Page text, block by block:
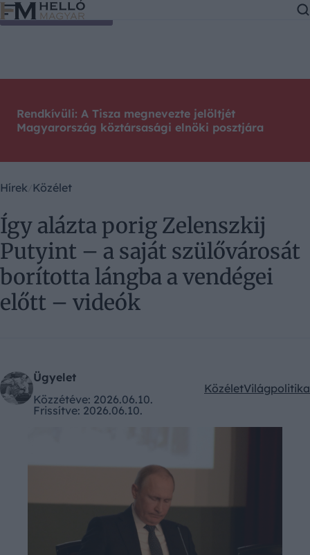
Ugrás a tartalomra
Rendkívüli: A Tisza megnevezte jelöltjét
Magyarország köztársasági elnöki posztjára
Hírek Közélet
Így alázta porig Zelenszkij
Putyint – a saját szülővárosát
borította lángba a vendégei
előtt – videók
Ügyelet
Közzétéve: 2026.06.10.
Frissítve: 2026.06.10.
Kategóriák:
KözéletVilágpolitika